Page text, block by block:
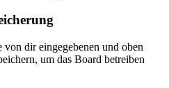
von dir eingegebenen und oben
um das Board betreiben